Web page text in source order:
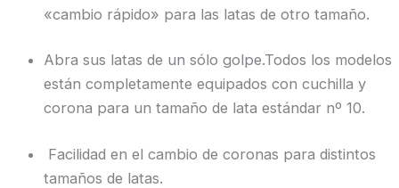
«cambio rápido» para las latas de otro tamaño.
Abra sus latas de un sólo golpe.Todos los modelos
están completamente equipados con cuchilla y
corona para un tamaño de lata estándar nº 10.
Facilidad en el cambio de coronas para distintos
tamaños de latas.